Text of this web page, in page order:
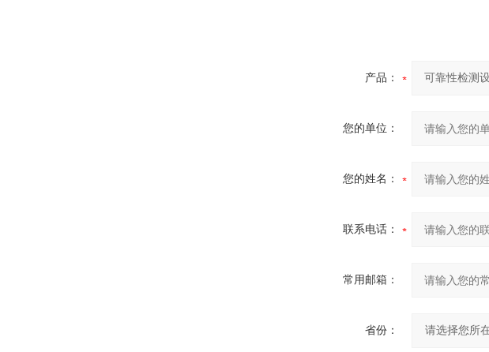
产品：
您的单位：
您的姓名：
联系电话：
常用邮箱：
省份：